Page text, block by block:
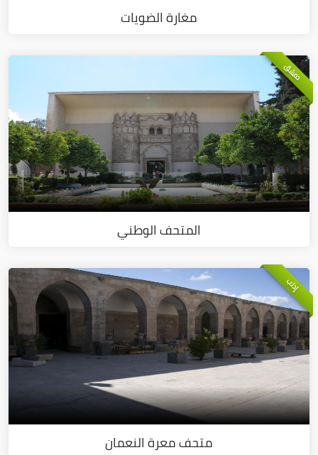
مغارة الضويات
دمشق
المتحف الوطني
إدلب
متحف معرة النعمان